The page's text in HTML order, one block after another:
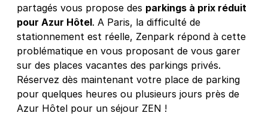
Paris - Bastille - Roquette Intérieur
33 rue de la Roquette
(727 avis)
4 €/heure, 32 €/jour,100 €/semaine(tarifs dégressifs)
Réserver
partagés vous propose des parkings à prix réduit
pour Azur Hôtel. A Paris, la difficulté de
stationnement est réelle, Zenpark répond à cette
problématique en vous proposant de vous garer
sur des places vacantes des parkings privés.
Réservez dès maintenant votre place de parking
pour quelques heures ou plusieurs jours près de
Azur Hôtel pour un séjour ZEN !